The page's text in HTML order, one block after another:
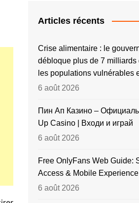
Articles récents
Crise alimentaire : le
débloque plus de 7 milliards
les populations vulnérables
6 août 2026
Пин Ап Казино –
Up Casino | Входи и играй
6 août 2026
Free OnlyFans Web Guide:
Access & Mobile Experience
6 août 2026